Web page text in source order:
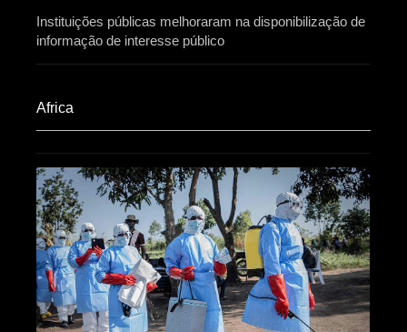
Instituições públicas melhoraram na disponibilização de
informação de interesse público
Africa​